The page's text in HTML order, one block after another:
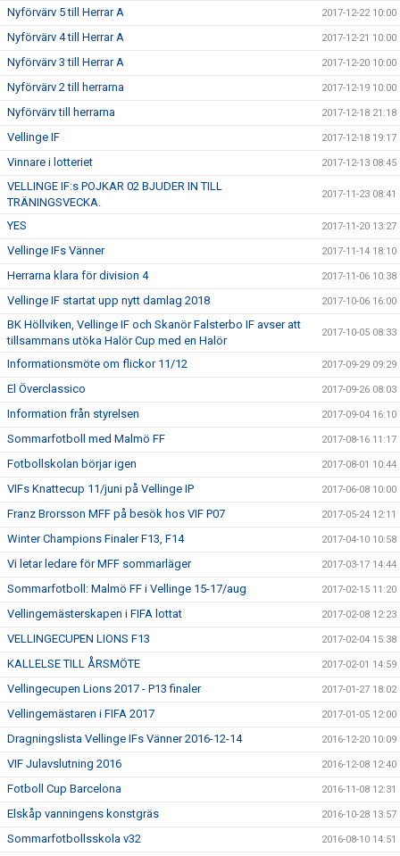
Nyförvärv 5 till Herrar A 2017-12-22 10:00
Nyförvärv 4 till Herrar A 2017-12-21 10:00
Nyförvärv 3 till Herrar A 2017-12-20 10:00
Nyförvärv 2 till herrarna 2017-12-19 10:00
Nyförvärv till herrarna 2017-12-18 21:18
Vellinge IF 2017-12-18 19:17
Vinnare i lotteriet 2017-12-13 08:45
VELLINGE IF:s POJKAR 02 BJUDER IN TILL
TRÄNINGSVECKA.
2017-11-23 08:41
YES 2017-11-20 13:27
Vellinge IFs Vänner 2017-11-14 18:10
Herrarna klara för division 4 2017-11-06 10:38
Vellinge IF startat upp nytt damlag 2018 2017-10-06 16:00
BK Höllviken, Vellinge IF och Skanör Falsterbo IF avser att
tillsammans utöka Halör Cup med en Halör
2017-10-05 08:33
Informationsmöte om flickor 11/12 2017-09-29 09:29
El Överclassico 2017-09-26 08:03
Information från styrelsen 2017-09-04 16:10
Sommarfotboll med Malmö FF 2017-08-16 11:17
Fotbollskolan börjar igen 2017-08-01 10:44
VIFs Knattecup 11/juni på Vellinge IP 2017-06-08 10:00
Franz Brorsson MFF på besök hos VIF P07 2017-05-24 12:11
Winter Champions Finaler F13, F14 2017-04-10 10:58
Vi letar ledare för MFF sommarläger 2017-03-17 14:44
Sommarfotboll: Malmö FF i Vellinge 15-17/aug 2017-02-15 11:20
Vellingemästerskapen i FIFA lottat 2017-02-08 12:23
VELLINGECUPEN LIONS F13 2017-02-04 15:38
KALLELSE TILL ÅRSMÖTE 2017-02-01 14:59
Vellingecupen Lions 2017 - P13 finaler 2017-01-27 18:02
Vellingemästaren i FIFA 2017 2017-01-05 12:00
Dragningslista Vellinge IFs Vänner 2016-12-14 2016-12-20 10:09
VIF Julavslutning 2016 2016-12-08 12:40
Fotboll Cup Barcelona 2016-11-08 12:31
Elskåp vanningens konstgräs 2016-10-28 13:57
Sommarfotbollsskola v32 2016-08-10 14:51